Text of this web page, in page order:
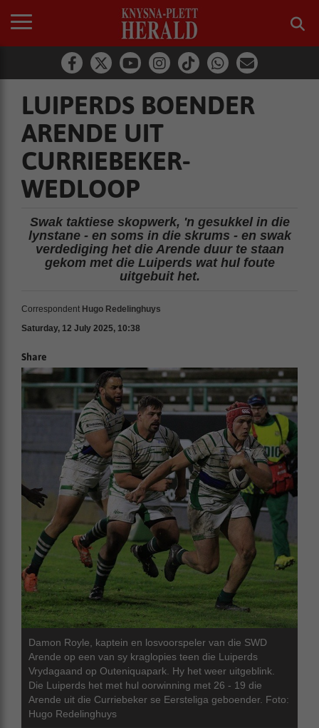
LUIPERDS BOENDER
ARENDE UIT
CURRIEBEKER-
WEDLOOP
Swak taktiese skopwerk, 'n gesukkel in die
lynstane - en soms in die skrums - en swak
verdediging het die Arende duur te staan
gekom met die Luiperds wat hul foute
uitgebuit het.
Correspondent Hugo Redelinghuys
Saturday, 12 July 2025, 10:38
Share
Damon Royle, kaptein en losvoorspeler van die SWD
Arende op een van sy kraglopies teen die Luiperds
Vrydagaand op Outeniquapark. Hy het weer uitgeblink.
Die Luiperds het met hul oorwinning met 26 - 19 die
Arende uit die Curriebeker se Eersteliga geboender. Foto:
Hugo Redelinghuys